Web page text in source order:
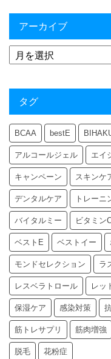
アーカイブ
タグ
BCAA bestE
アルコールジェル エイ
キャンペーン スキンケ
デンタルケア トレーニ
バイタルミー ビタミン
ベストE ベストイー
モンドセレクション ラ
レスベラトロール レッ
保湿ケア 感染対策
筋トレサプリ 筋肉増強
脱毛 花粉症